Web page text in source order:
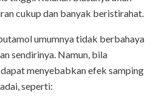
cukup dan banyak beristirahat.
umumnya tidak berbahaya
sendirinya. Namun, bila
menyebabkan efek samping
seperti: